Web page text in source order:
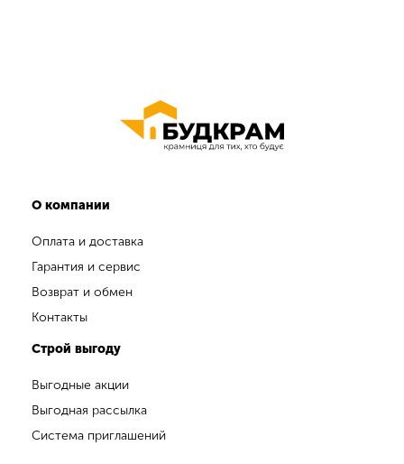
О компании
Оплата и доставка
Гарантия и сервис
Возврат и обмен
Контакты
Строй выгоду
Выгодные акции
Выгодная рассылка
Система приглашений